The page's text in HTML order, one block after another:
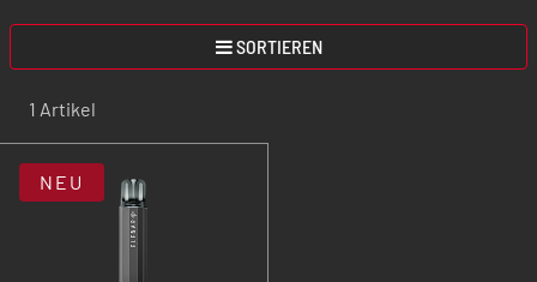
SORTIEREN
1 Artikel
NEU